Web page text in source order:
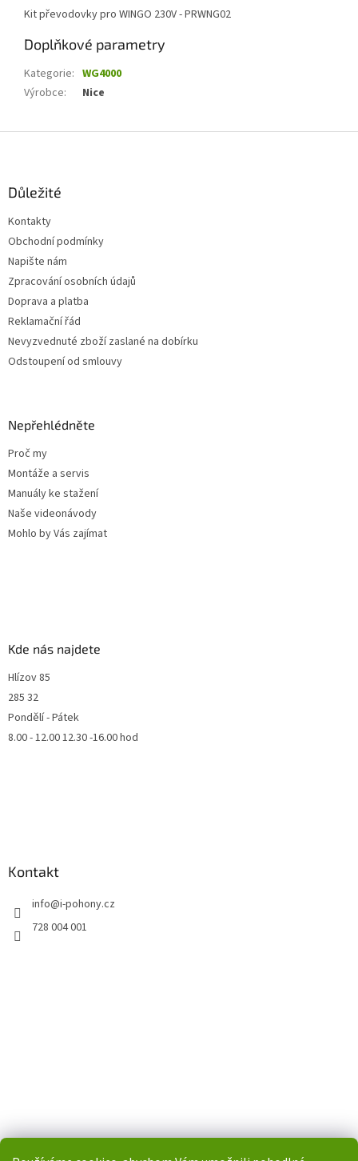
Kit převodovky pro WINGO 230V - PRWNG02
Doplňkové parametry
Kategorie: WG4000
Výrobce: Nice
Důležité
Kontakty
Obchodní podmínky
Napište nám
Zpracování osobních údajů
Doprava a platba
Reklamační řád
Nevyzvednuté zboží zaslané na dobírku
Odstoupení od smlouvy
Nepřehlédněte
Proč my
Montáže a servis
Manuály ke stažení
Naše videonávody
Mohlo by Vás zajímat
Kde nás najdete
Hlízov 85
285 32
Pondělí - Pátek
8.00 - 12.00 12.30 -16.00 hod
Kontakt
info@i-pohony.cz
728 004 001